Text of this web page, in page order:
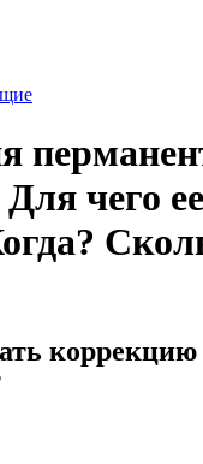
чего
коррекцию